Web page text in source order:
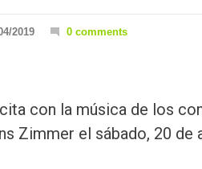
2019 0 comments
con la música de los
Zimmer el sábado, 20 de